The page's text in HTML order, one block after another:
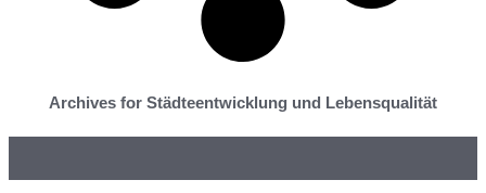
Archives for Städteentwicklung und Lebensqualität